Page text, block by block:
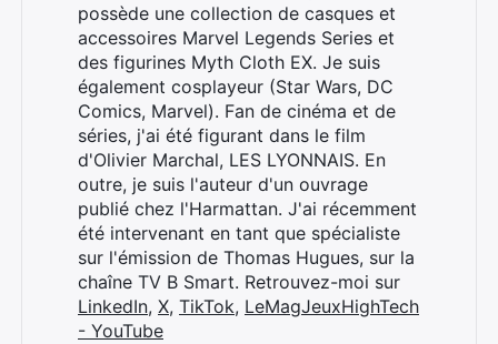
possède une collection de casques et
accessoires Marvel Legends Series et
des figurines Myth Cloth EX. Je suis
également cosplayeur (Star Wars, DC
Comics, Marvel). Fan de cinéma et de
séries, j'ai été figurant dans le film
d'Olivier Marchal, LES LYONNAIS. En
outre, je suis l'auteur d'un ouvrage
publié chez l'Harmattan. J'ai récemment
été intervenant en tant que spécialiste
sur l'émission de Thomas Hugues, sur la
chaîne TV B Smart. Retrouvez-moi sur
LinkedIn, X, TikTok, LeMagJeuxHighTech
- YouTube